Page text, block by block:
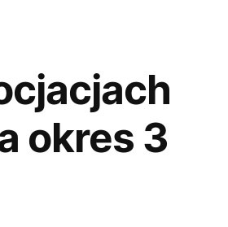
okres 3